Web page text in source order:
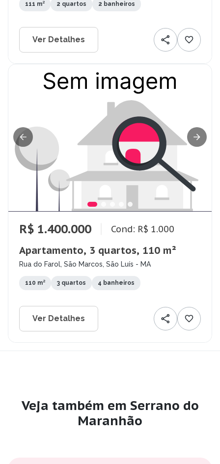
111 m² 2 quartos 2 banheiros
Ver Detalhes
R$ 1.400.000 Cond: R$ 1.000
Apartamento, 3 quartos, 110 m²
Rua do Farol, São Marcos, São Luís - MA
110 m² 3 quartos 4 banheiros
Ver Detalhes
Veja também em Serrano do
Maranhão